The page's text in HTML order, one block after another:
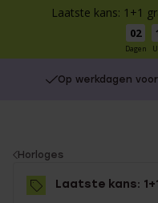
Laatste kans: 1+1
02
Dagen
Op werkdagen
You
are
here:
Horloges
Laatste kans: